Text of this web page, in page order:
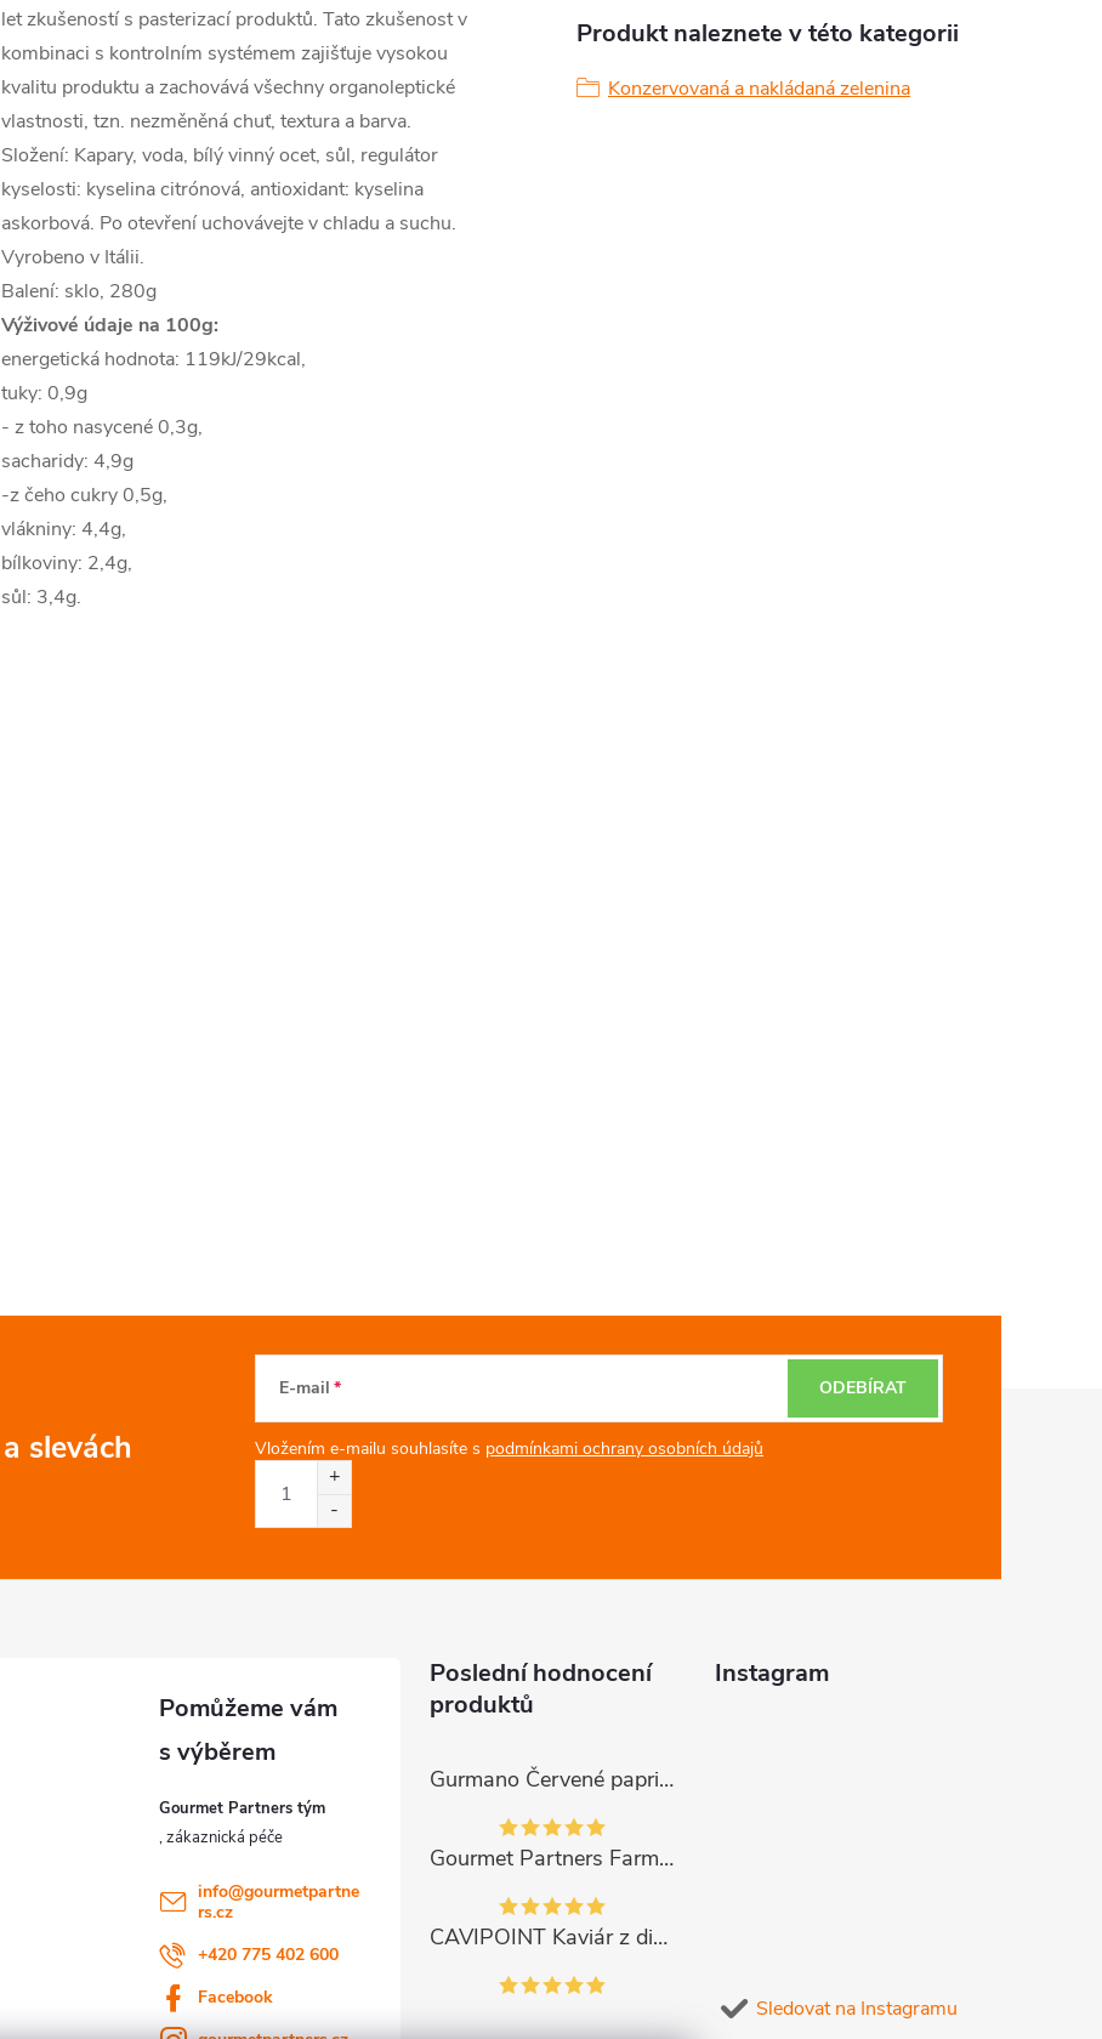
let zkušeností s pasterizací produktů. Tato zkušenost v
kombinaci s kontrolním systémem zajišťuje vysokou
kvalitu produktu a zachovává všechny organoleptické
vlastnosti, tzn. nezměněná chuť, textura a barva.
Složení: Kapary, voda, bílý vinný ocet, sůl, regulátor
kyselosti: kyselina citrónová, antioxidant: kyselina
askorbová. Po otevření uchovávejte v chladu a suchu.
Vyrobeno v Itálii.
Balení: sklo, 280g
Výživové údaje na 100g:
energetická hodnota: 119kJ/29kcal,
tuky: 0,9g
- z toho nasycené 0,3g,
sacharidy: 4,9g
-z čeho cukry 0,5g,
vlákniny: 4,4g,
bílkoviny: 2,4g,
sůl: 3,4g.
Produkt naleznete v této kategorii
Konzervovaná a nakládaná zelenina
a slevách
E-mail
Vložením e-mailu souhlasíte s podmínkami ochrany osobních údajů
ODEBÍRAT
Gourmet Partners tým
info@gourmetpartne
rs.cz
+420 775 402 600
Facebook
Poslední hodnocení
produktů
Gurmano Červené papričky plněné sýrem HOT palivé, 290g
Gourmet Partners Farmářská paštika s hříbky, 180g
CAVIPOINT Kaviár z divok. lososa "KETA GOLD", 200g
Instagram
Sledovat na Instagramu